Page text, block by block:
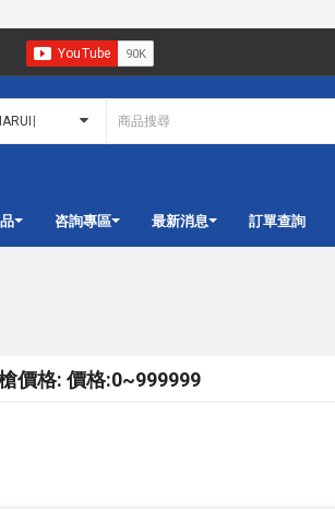
咨詢專區 最新消息 訂單查詢
價格: 價格:0~999999